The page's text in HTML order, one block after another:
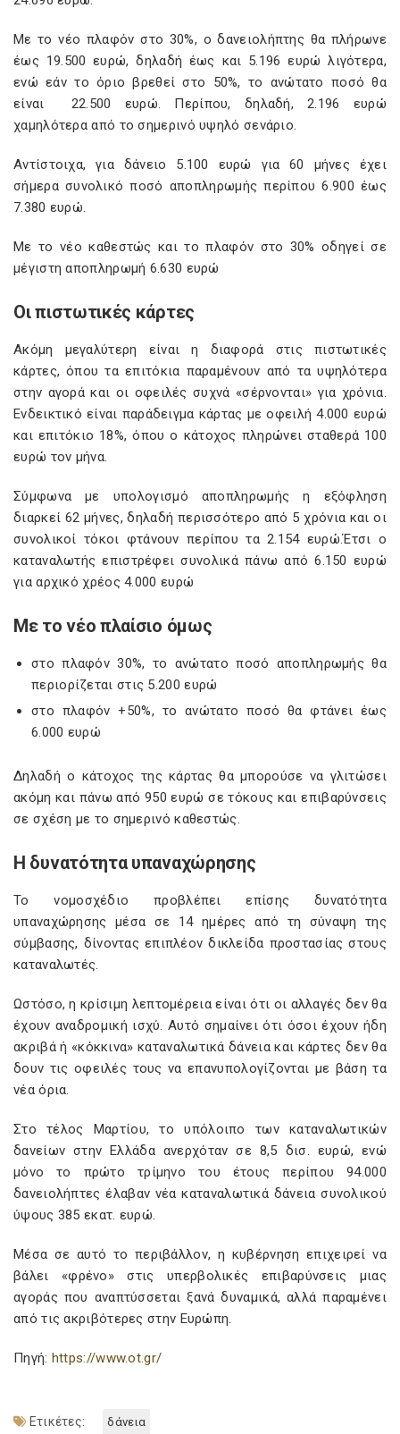
Με το νέο πλαφόν στο 30%, ο δανειολήπτης θα πλήρωνε
έως 19.500 ευρώ, δηλαδή έως και 5.196 ευρώ λιγότερα,
ενώ εάν το όριο βρεθεί στο 50%, το ανώτατο ποσό θα
είναι 22.500 ευρώ. Περίπου, δηλαδή, 2.196 ευρώ
χαμηλότερα από το σημερινό υψηλό σενάριο.
Αντίστοιχα, για δάνειο 5.100 ευρώ για 60 μήνες έχει
σήμερα συνολικό ποσό αποπληρωμής περίπου 6.900 έως
7.380 ευρώ.
Με το νέο καθεστώς και το πλαφόν στο 30% οδηγεί σε
μέγιστη αποπληρωμή 6.630 ευρώ
Οι πιστωτικές κάρτες
Ακόμη μεγαλύτερη είναι η διαφορά στις πιστωτικές
κάρτες, όπου τα επιτόκια παραμένουν από τα υψηλότερα
στην αγορά και οι οφειλές συχνά «σέρνονται» για χρόνια.
Ενδεικτικό είναι παράδειγμα κάρτας με οφειλή 4.000 ευρώ
και επιτόκιο 18%, όπου ο κάτοχος πληρώνει σταθερά 100
ευρώ τον μήνα.
Σύμφωνα με υπολογισμό αποπληρωμής η εξόφληση
διαρκεί 62 μήνες, δηλαδή περισσότερο από 5 χρόνια και οι
συνολικοί τόκοι φτάνουν περίπου τα 2.154 ευρώ.Έτσι ο
καταναλωτής επιστρέφει συνολικά πάνω από 6.150 ευρώ
για αρχικό χρέος 4.000 ευρώ
Με το νέο πλαίσιο όμως
στο πλαφόν 30%, το ανώτατο ποσό αποπληρωμής θα
περιορίζεται στις 5.200 ευρώ
στο πλαφόν +50%, το ανώτατο ποσό θα φτάνει έως
6.000 ευρώ
Δηλαδή ο κάτοχος της κάρτας θα μπορούσε να γλιτώσει
ακόμη και πάνω από 950 ευρώ σε τόκους και επιβαρύνσεις
σε σχέση με το σημερινό καθεστώς.
Η δυνατότητα υπαναχώρησης
Το νομοσχέδιο προβλέπει επίσης δυνατότητα
υπαναχώρησης μέσα σε 14 ημέρες από τη σύναψη της
σύμβασης, δίνοντας επιπλέον δικλείδα προστασίας στους
καταναλωτές.
Ωστόσο, η κρίσιμη λεπτομέρεια είναι ότι οι αλλαγές δεν θα
έχουν αναδρομική ισχύ. Αυτό σημαίνει ότι όσοι έχουν ήδη
ακριβά ή «κόκκινα» καταναλωτικά δάνεια και κάρτες δεν θα
δουν τις οφειλές τους να επανυπολογίζονται με βάση τα
νέα όρια.
Στο τέλος Μαρτίου, το υπόλοιπο των καταναλωτικών
δανείων στην Ελλάδα ανερχόταν σε 8,5 δισ. ευρώ, ενώ
μόνο το πρώτο τρίμηνο του έτους περίπου 94.000
δανειολήπτες έλαβαν νέα καταναλωτικά δάνεια συνολικού
ύψους 385 εκατ. ευρώ.
Μέσα σε αυτό το περιβάλλον, η κυβέρνηση επιχειρεί να
βάλει «φρένο» στις υπερβολικές επιβαρύνσεις μιας
αγοράς που αναπτύσσεται ξανά δυναμικά, αλλά παραμένει
από τις ακριβότερες στην Ευρώπη.
Πηγή: https://www.ot.gr/
Ετικέτες: δάνεια